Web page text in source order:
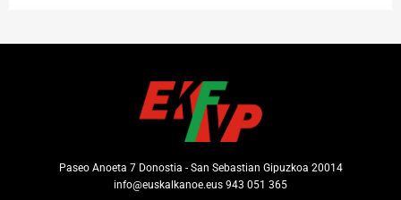
Paseo Anoeta 7 Donostia - San Sebastian Gipuzkoa 20014
info@euskalkanoe.eus 943 051 365